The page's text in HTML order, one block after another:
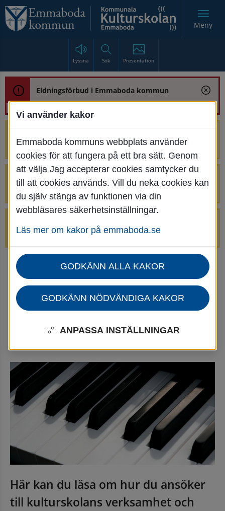
Lyssna Sök Presentation
Meny
Eldningsförbud i Emmaboda kommun
renoveringen av Bjurbäcksbron
Tillfälliga avstängningar på Centrumtorget
v. 25-34
avstängda.
Startsida Utbildning & barnomsorg
Kulturskola
Avgifter och regler Kulturskolan
Avgifter och regler
Kulturskolan
Här kan du läsa om hur du ansöker
till kulturskolans verksamhet och
Vi använder kakor
Emmaboda kommuns webbplats använder
cookies för att fungera på ett bra sätt. Genom
att välja Jag accepterar cookies samtycker du
till att cookies används. Vill du neka cookies kan
du själv stänga av funktionen via din
webbläsares säkerhetsinställningar.
Läs mer om kakor på emmaboda.se
GODKÄNN ALLA KAKOR
GODKÄNN NÖDVÄNDIGA KAKOR
ANPASSA INSTÄLLNINGAR